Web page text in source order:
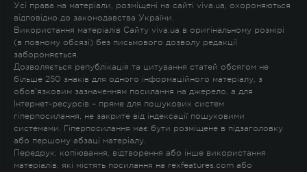
Усі права на матеріали, розміщені на сайті viva.ua, охороняються
відповідно до законодавства України.
Використання матеріалів Сайту viva.ua в оригінальному розмірі
(в повному обсязі) без письмового дозволу редакції
забороняється.
Дозволяється републікація та цитування статей обсягом не
більше 250 знаків для одного інформаційного матеріалу, з
обов'язковим зазначенням посилання на джерело, а для
Інтернет-ресурсів – пряме для пошукових систем
гіперпосилання, не закрите від індексації пошуковими
системами. Гіперпосилання має бути розміщене в підзаголовку
або першому абзаці матеріалу.
Передрук, копіювання, відтворення або інше використання
матеріалів, які містять посилання на rexfeatures.com або